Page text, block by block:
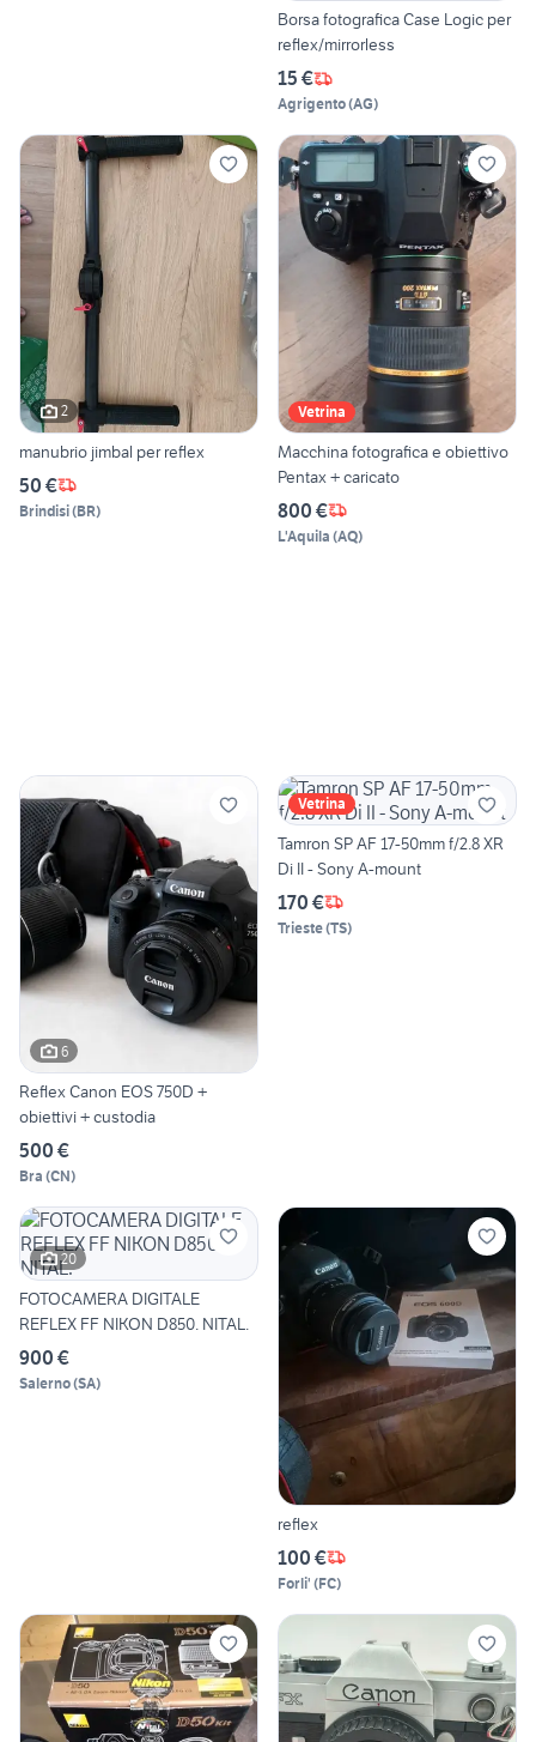
Borsa fotografica Case Logic per
reflex/mirrorless
15 €
Agrigento(AG)
2
manubrio jimbal per reflex
50 €
Brindisi(BR)
Vetrina
Macchina fotografica e obiettivo
Pentax + caricato
800 €
L'Aquila (AQ)
6
Reflex Canon EOS 750D +
obiettivi + custodia
500 €
Bra (CN)
Vetrina
Tamron SP AF 17-50mm f/2.8 XR
Di II - Sony A-mount
170 €
Trieste(TS)
20
FOTOCAMERA DIGITALE
REFLEX FF NIKON D850. NITAL.
900 €
Salerno(SA)
reflex
100 €
Forli' (FC)